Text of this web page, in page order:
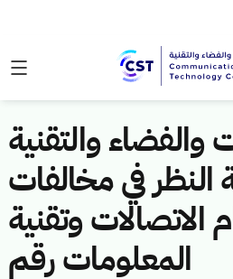
والفضاء والتقنية
النظر في مخالفات
الاتصالات وتقنية
المعلومات رقم